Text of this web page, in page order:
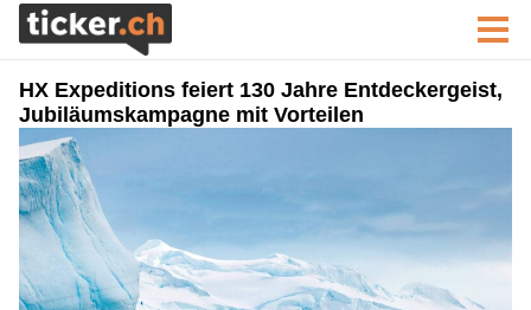
HX Expeditions feiert 130 Jahre Entdeckergeist,
Jubiläumskampagne mit Vorteilen